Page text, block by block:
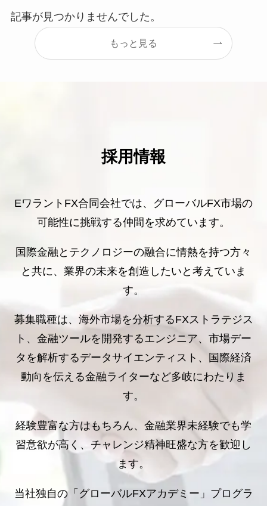
記事が見つかりませんでした。
もっと見る
採用情報
EワラントFX合同会社では、グローバルFX市場の
可能性に挑戦する仲間を求めています。
国際金融とテクノロジーの融合に情熱を持つ方々
と共に、業界の未来を創造したいと考えていま
す。
募集職種は、海外市場を分析するFXストラテジス
ト、金融ツールを開発するエンジニア、市場デー
タを解析するデータサイエンティスト、国際経済
動向を伝える金融ライターなど多岐にわたりま
す。
経験豊富な方はもちろん、金融業界未経験でも学
習意欲が高く、チャレンジ精神旺盛な方を歓迎し
ます。
当社独自の「グローバルFXアカデミー」プログラ